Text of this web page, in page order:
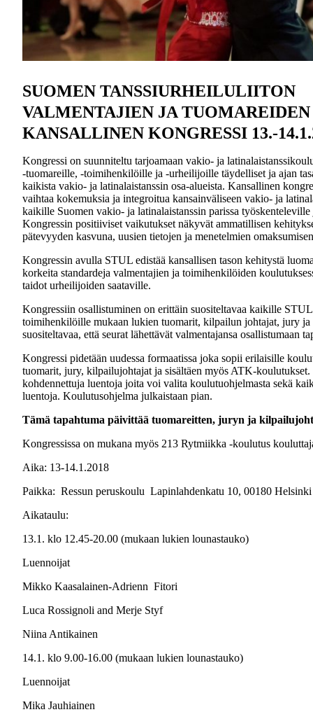
SUOMEN TANSSIURHEILULIITON
VALMENTAJIEN JA TUOMAREIDEN
KANSALLINEN KONGRESSI 13.-
Kongressi on suunniteltu tarjoamaan vakio- ja
-tuomareille, -toimihenkilöille ja -urheilijoille täydelliset ja ajan
kaikista vakio- ja latinalaistanssin osa-alueista. Kansallinen
vaihtaa kokemuksia ja integroitua kansainväliseen vakio- ja
kaikille Suomen vakio- ja latinalaistanssin parissa
Kongressin positiiviset vaikutukset näkyvät ammatillisen
pätevyyden kasvuna, uusien tietojen ja menetelmien
Kongressin avulla STUL edistää kansallisen tason kehitystä
korkeita standardeja valmentajien ja toimihenkilöiden
taidot urheilijoiden saataville.
Kongressiin osallistuminen on erittäin suositeltavaa kaikille
toimihenkilöille mukaan lukien tuomarit, kilpailun johtajat, jury
suositeltavaa, että seurat lähettävät valmentajansa osallistumaan
Kongressi pidetään uudessa formaatissa joka sopii erilaisille
tuomarit, jury, kilpailujohtajat ja sisältäen myös ATK-koulutukset.
kohdennettuja luentoja joita voi valita koulutuohjelmasta sekä
luentoja. Koulutusohjelma julkaistaan pian.
Tämä tapahtuma päivittää tuomareitten, juryn ja
Kongressissa on mukana myös 213 Rytmiikka -koulutus
Aika: 13-14.1.2018
Paikka: Ressun peruskoulu Lapinlahdenkatu 10, 00180 Helsinki
Aikataulu:
13.1. klo 12.45-20.00 (mukaan lukien lounastauko)
Luennoijat
Mikko Kaasalainen-Adrienn Fitori
Luca Rossignoli and Merje Styf
Niina Antikainen
14.1. klo 9.00-16.00 (mukaan lukien lounastauko)
Luennoijat
Mika Jauhiainen